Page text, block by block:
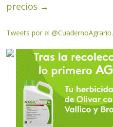
precios →
Tweets por el @CuadernoAgrario.